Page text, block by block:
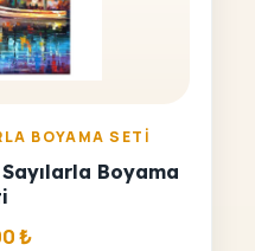
BOYAMA SETI
Boyama
₺